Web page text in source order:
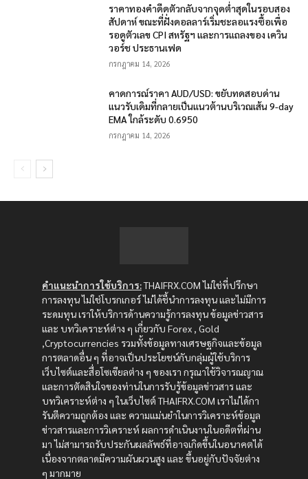
ราคาทองคำดีดตัวกลับจากจุดต่ำสุดในรอบสอง
สัปดาห์ ขณะที่ฝั่งดอลลาร์เริ่มชะลอแรงซื้อเพื่อ
รอดูตัวเลข CPI สหรัฐฯ และการแถลงของ เควิน
วอร์ช ประธานเฟด
กรกฎาคม 14, 2026
คาดการณ์ราคา AUD/USD: ขยับทดสอบด่าน
แนวรับเดิมที่กลายเป็นแนวต้านบริเวณเส้น 9-day
EMA ใกล้ระดับ 0.6950
กรกฎาคม 14, 2026
คำแนะนำการใช้บริการ:THAIFRX.COM ไม่ใช่ที่ปรึกษา
การลงทุน ไม่ใช่โบรกเกอร์ ไม่ได้ชี้นำการลงทุน และไม่มีการ
ระดมทุน เราให้บริการด้านความรู้การลงทุน ข้อมูลข่าวสาร
และ บทวิเคราะห์ต่าง ๆ เกี่ยวกับ Forex , Gold
,Cryptocurrencies รวมทั้งข้อมูลทางเศรษฐกิจและข้อมูล
การตลาดอื่น ๆ ที่อาจเป็นประโยชน์กับกลุ่มผู้ใช้บริการ
เว็บไซต์และสื่อโซเซียลต่าง ๆ ของเรา กรุณาใช้วิจารณญาณ
และการตัดสินใจของท่านในการรับรู้ข้อมูลข่าวสาร และ
บทวิเคราะห์ต่าง ๆ ในเว็บไซต์ THAIFRX.COM เราไม่ได้กา
รันตีความถูกต้อง และ ความแม่นยำในการวิเคราะห์ข้อมูล
ข่าวสารและการวิเคราะห์ ผลการดำเนินงานในอดีตที่ผ่าน
มา ไม่สามารถรับประกันผลลัพธ์ที่อาจเกิดขึ้นในอนาคตได้
เนื่องจากตลาดมีความผันผวนสูง และ ขึ้นอยู่กับปัจจัยต่าง
ๆ มากมาย